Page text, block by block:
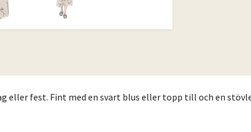
eller fest. Fint med en svart blus eller topp till och en